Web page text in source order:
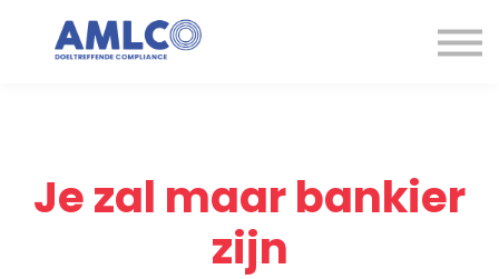
Kennisbank
Expertise
Je zal maar bankier
zijn